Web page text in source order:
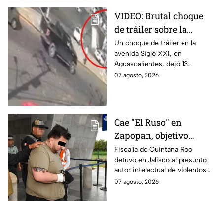
VIDEO: Brutal choque
de tráiler sobre la
avenida Siglo XXI en
Aguascalientes deja
varios heridos y
destrozos
Un choque de tráiler en la
avenida Siglo XXI, en
Aguascalientes, dejó 13
heridos y varios vehículos
07 agosto, 2026
Cae "El Ruso" en
Zapopan, objetivo
prioritario en Playa del
Carmen
Fiscalía de Quintana Roo
detuvo en Jalisco al presunto
autor intelectual de violentos
ataques en fraccionamientos
07 agosto, 2026